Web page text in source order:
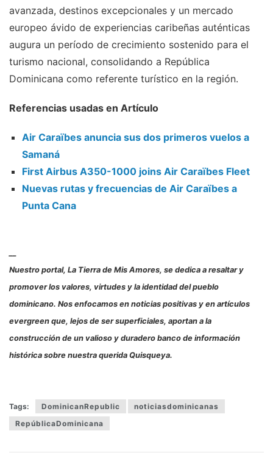
avanzada, destinos excepcionales y un mercado
europeo ávido de experiencias caribeñas auténticas
augura un período de crecimiento sostenido para el
turismo nacional, consolidando a República
Dominicana como referente turístico en la región.
Referencias usadas en Artículo
Air Caraïbes anuncia sus dos primeros vuelos a
Samaná
First Airbus A350-1000 joins Air Caraïbes Fleet
Nuevas rutas y frecuencias de Air Caraïbes a
Punta Cana
Nuestro portal, La Tierra de Mis Amores, se dedica a resaltar y
promover los valores, virtudes y la identidad del pueblo
dominicano. Nos enfocamos en noticias positivas y en artículos
evergreen que, lejos de ser superficiales, aportan a la
construcción de un valioso y duradero banco de información
histórica sobre nuestra querida Quisqueya.
Tags: DominicanRepublic
noticiasdominicanas
RepúblicaDominicana